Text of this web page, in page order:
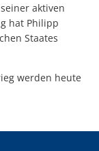
aktiven
hat Philipp
Staates
werden heute